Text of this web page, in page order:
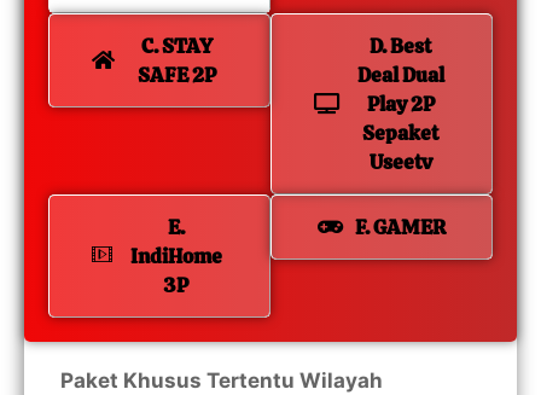
C. STAY
SAFE 2P
D. Best
Deal Dual
Play 2P
Sepaket
Useetv
E.
IndiHome
3P
F. GAMER
Paket Khusus Tertentu Wilayah